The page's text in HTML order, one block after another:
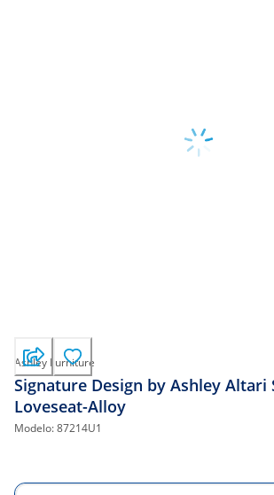
Ashley Furniture
Signature Design by Ashley Altari
Loveseat-Alloy
Modelo:87214U1